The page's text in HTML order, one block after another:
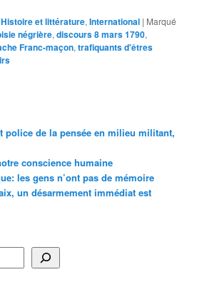
Histoire et littérature,International | Marqué
négrière,discours 8 mars 1790,
Franc-maçon,trafiquants d'êtres
police de la pensée en milieu militant,
conscience humaine
les gens n’ont pas de mémoire
un désarmement immédiat est